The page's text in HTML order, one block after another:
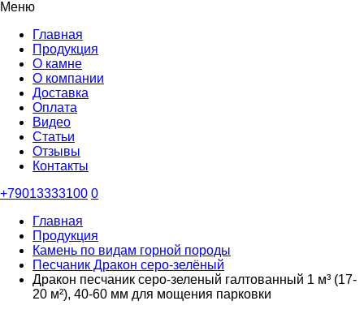
Меню
Главная
Продукция
О камне
О компании
Доставка
Оплата
Видео
Статьи
Отзывы
Контакты
+79013333100 0
Главная
Продукция
Камень по видам горной породы
Песчаник Дракон серо-зелёный
Дракон песчаник серо-зеленый галтованный 1 м³ (17-
20 м²), 40-60 мм для мощения парковки